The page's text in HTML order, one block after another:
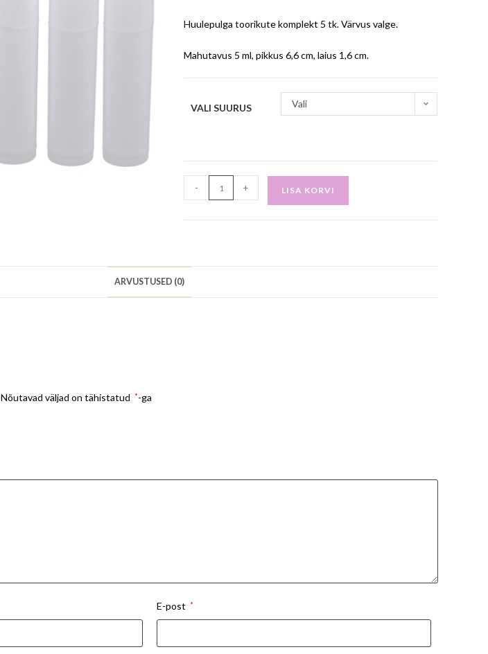
Huulepulga toorikute komplekt 5 tk. Värvus valge.
Mahutavus 5 ml, pikkus 6,6 cm, laius 1,6 cm.
VALI SUURUS Vali
- + LISA KORVI
ARVUSTUSED (0)
Nõutavad väljad on tähistatud *-ga
E-post *